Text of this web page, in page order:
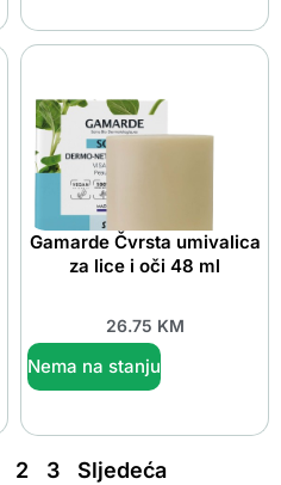
Gamarde Čvrsta umivalica
za lice i oči 48 ml
26.75 KM
Nema na stanju
2 3 Sljedeća